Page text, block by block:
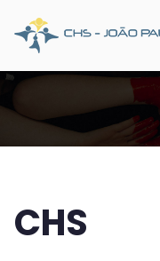
para
conteúdo
CHS